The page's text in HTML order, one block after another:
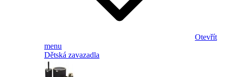
Otevřít
menu
Dětská zavazadla